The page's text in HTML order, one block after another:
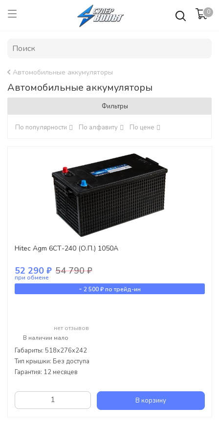
0
Автомобильные аккумуляторы
Автомобильные аккумуляторы
Фильтры
По популярности По алфавиту По цене
Hitec Agm 6СТ-240 (О.П.) 1050А
52 290 ₽ 54 790 ₽
при обмене
- 2 500 ₽по трейд-ин
нет отзывов
В наличии мало
Габариты: 518x276x242
Тип крышки: Без доступа
Гарантия: 12 месяцев
В корзину